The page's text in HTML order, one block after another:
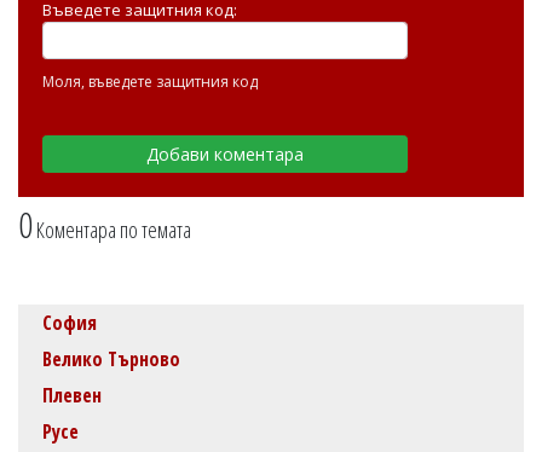
0Коментара по темата
Въведете защитния код:
Моля, въведете защитния код
София
Велико Търново
Плевен
Русе